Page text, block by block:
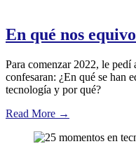
En qué nos
Para comenzar 2022, le pedí
confesaran: ¿En qué se han
tecnología y por qué?
Read More →